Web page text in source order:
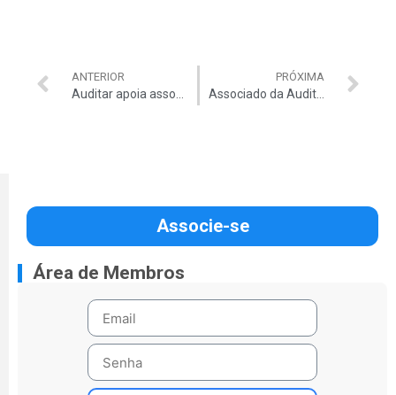
ANTERIOR PRÓXIMA
Associado da Auditar leva medalha no Campeonato Mundial de Beach Tennis
Associe-se
Área de Membros